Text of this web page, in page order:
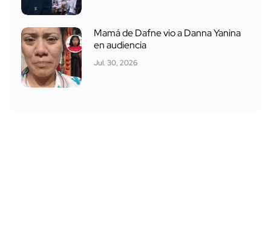
Mamá de Dafne vio a Danna Yanina
en audiencia
Jul. 30, 2026